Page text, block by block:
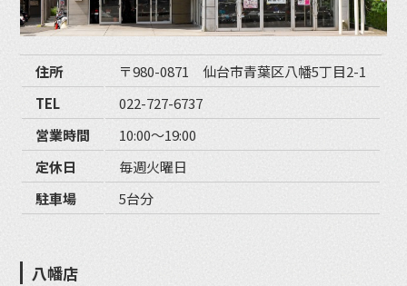
住所
〒980-0871 仙台市青葉区八幡5丁目2-1
TEL
022-727-6737
営業時間
10:00〜19:00
定休日
毎週火曜日
駐車場
5台分
八幡店